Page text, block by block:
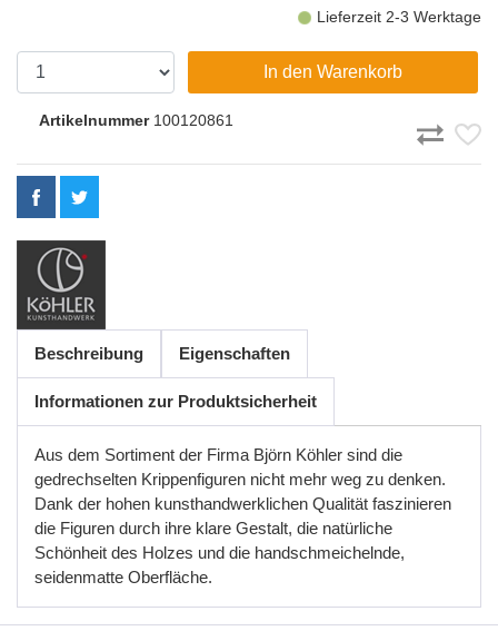
Lieferzeit 2-3 Werktage
In den Warenkorb
Artikelnummer100120861
Beschreibung Eigenschaften
Informationen zur Produktsicherheit
Aus dem Sortiment der Firma Björn Köhler sind die
gedrechselten Krippenfiguren nicht mehr weg zu denken.
Dank der hohen kunsthandwerklichen Qualität faszinieren
die Figuren durch ihre klare Gestalt, die natürliche
Schönheit des Holzes und die handschmeichelnde,
seidenmatte Oberfläche.